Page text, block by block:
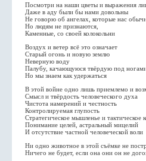
Посмотри на наши цветы и выражения
Даже в аду были бы нами довольны
Не говорю об ангелах, которые нас
Но людям не признаются,
Каменные, со своей колокольни
Воздух и ветер всё это означает
Старый огонь и новую землю
Неверную воду
Палубу, качающуюся твёрдую под
Но мы знаем как удержаться
В этой войне одно лишь приемлемо и
Смысл и твёрдость человеческого духа
Чистота намерений и честность
Контролируемая глупость
Стратегическое мышленье и тактическое
Понимание целей, астральный мицелий
И отсутствие частной человеческой воли
Ни одно животное в этой съёмке не
Ничего не будет, если она они он не